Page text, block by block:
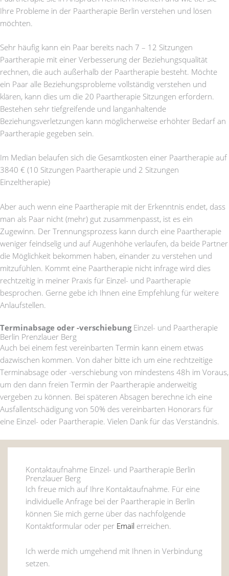
Ihre Probleme in der Paartherapie Berlin verstehen und lösen
möchten.
Sehr häufig kann ein Paar bereits nach 7 – 12 Sitzungen
Paartherapie mit einer Verbesserung der Beziehungsqualität
rechnen, die auch außerhalb der Paartherapie besteht. Möchte
ein Paar alle Beziehungsprobleme vollständig verstehen und
klären, kann dies um die 20 Paartherapie Sitzungen erfordern.
Bestehen sehr tiefgreifende und langanhaltende
Beziehungsverletzungen kann möglicherweise erhöhter Bedarf an
Paartherapie gegeben sein.
Im Median belaufen sich die Gesamtkosten einer Paartherapie auf
3840 € (10 Sitzungen Paartherapie und 2 Sitzungen
Einzeltherapie)
Aber auch wenn eine Paartherapie mit der Erkenntnis endet, dass
man als Paar nicht (mehr) gut zusammenpasst, ist es ein
Zugewinn. Der Trennungsprozess kann durch eine Paartherapie
weniger feindselig und auf Augenhöhe verlaufen, da beide Partner
die Möglichkeit bekommen haben, einander zu verstehen und
mitzufühlen. Kommt eine Paartherapie nicht infrage wird dies
rechtzeitig in meiner Praxis für Einzel- und Paartherapie
besprochen. Gerne gebe ich Ihnen eine Empfehlung für weitere
Anlaufstellen.
Terminabsage oder -verschiebungEinzel- und Paartherapie
Berlin Prenzlauer Berg
Auch bei einem fest vereinbarten Termin kann einem etwas
dazwischen kommen. Von daher bitte ich um eine rechtzeitige
Terminabsage oder -verschiebung von mindestens 48h im Voraus,
um den dann freien Termin der Paartherapie anderweitig
vergeben zu können. Bei späteren Absagen berechne ich eine
Ausfallentschädigung von 50% des vereinbarten Honorars für
eine Einzel- oder Paartherapie. Vielen Dank für das Verständnis.
Kontaktaufnahme Einzel- und Paartherapie Berlin
Prenzlauer Berg
Ich freue mich auf Ihre Kontaktaufnahme. Für eine
individuelle Anfrage bei der Paartherapie in Berlin
können Sie mich gerne über das nachfolgende
Kontaktformular oder per Email erreichen.
Ich werde mich umgehend mit Ihnen in Verbindung
setzen.